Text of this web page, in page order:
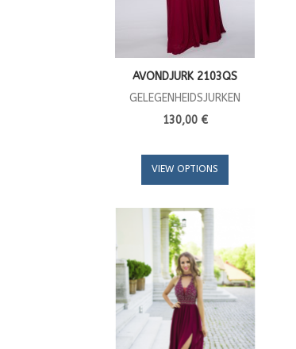
AVONDJURK 2103QS
GELEGENHEIDSJURKEN
130,00 €
VIEW OPTIONS